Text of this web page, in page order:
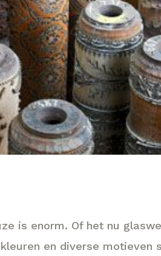
is enorm. Of het nu
en diverse motieven